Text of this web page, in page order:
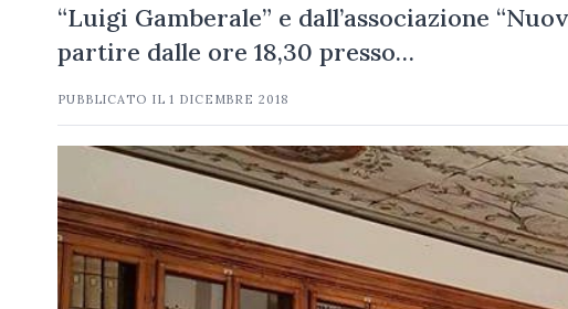
“Luigi Gamberale” e dall’associazione
partire dalle ore 18,30 presso…
PUBBLICATO IL1 DICEMBRE 2018